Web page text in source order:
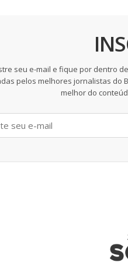
seu e-mail e fique por dentro
pelos melhores jornalistas do
melhor do